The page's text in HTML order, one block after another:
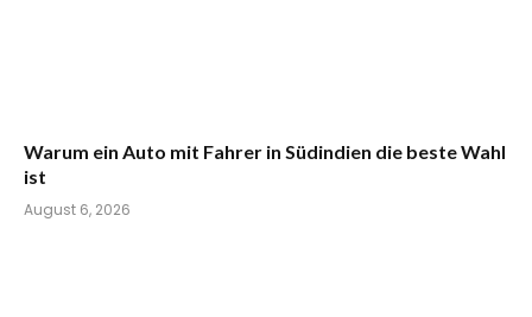
Warum ein Auto mit Fahrer in Südindien die beste Wahl
ist
August 6, 2026